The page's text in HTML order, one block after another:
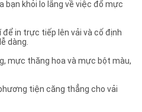
khỏi lo lắng về việc đổ mực
in trực tiếp lên vải và cố định
dàng.
mực thăng hoa và mực bột màu,
tiện căng thẳng cho vải